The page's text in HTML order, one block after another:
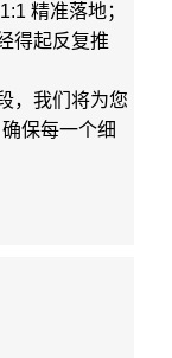
精准落地；
得起反复推
，我们将为您
保每一个细